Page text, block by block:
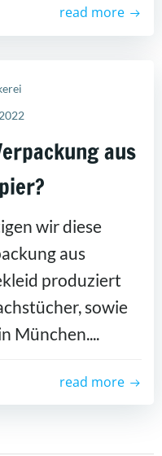
read more
aus
wir diese
aus
produziert
sowie
München....
read more